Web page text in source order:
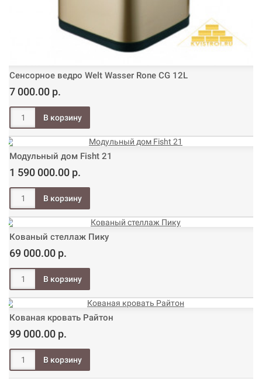
Сенсорное ведро Welt Wasser Rone CG 12L
7 000.00 р.
Модульный дом Fisht 21
1 590 000.00 р.
Кованый стеллаж Пику
69 000.00 р.
Кованая кровать Райтон
99 000.00 р.